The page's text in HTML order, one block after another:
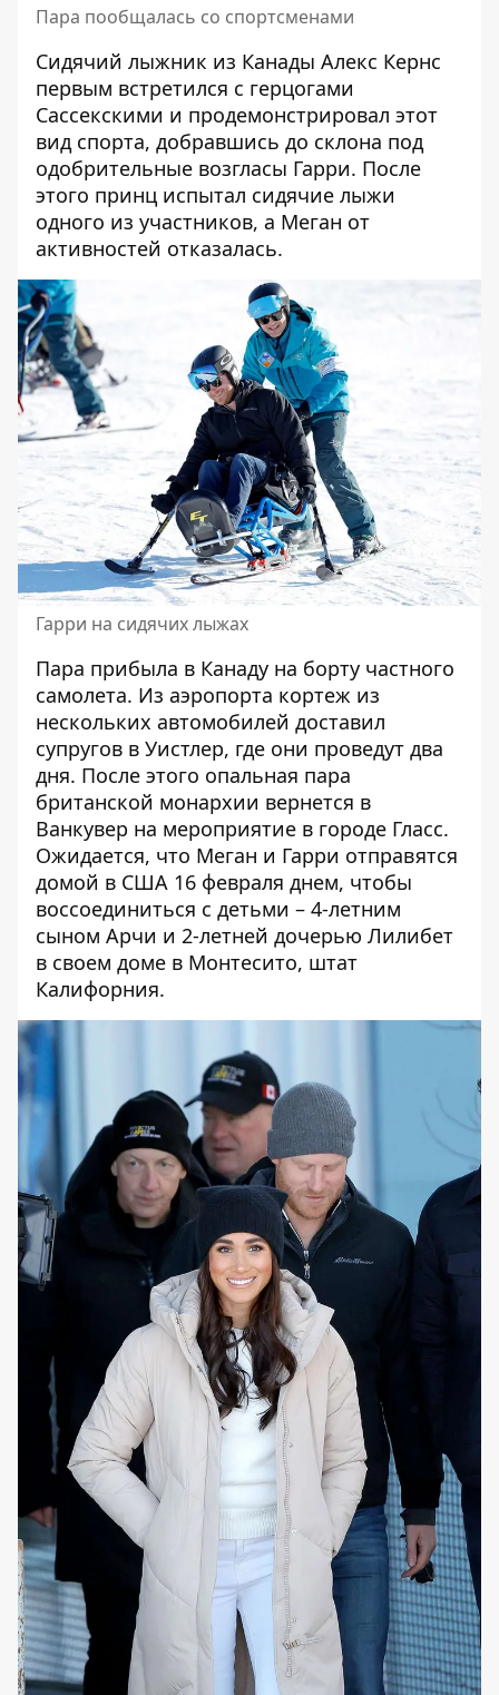
Пара пообщалась со спортсменами
Сидячий лыжник из Канады Алекс Кернс
первым встретился с герцогами
Сассекскими и продемонстрировал этот
вид спорта, добравшись до склона под
одобрительные возгласы Гарри. После
этого принц испытал сидячие лыжи
одного из участников, а Меган от
активностей отказалась.
Гарри на сидячих лыжах
Пара прибыла в Канаду на борту частного
самолета. Из аэропорта кортеж из
нескольких автомобилей доставил
супругов в Уистлер, где они проведут два
дня. После этого опальная пара
британской монархии вернется в
Ванкувер на мероприятие в городе Гласс.
Ожидается, что Меган и Гарри отправятся
домой в США 16 февраля днем, чтобы
воссоединиться с детьми – 4-летним
сыном Арчи и 2-летней дочерью Лилибет
в своем доме в Монтесито, штат
Калифорния.